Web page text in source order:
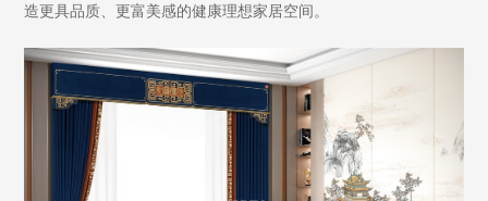
造更具品质、更富美感的健康理想家居空间。